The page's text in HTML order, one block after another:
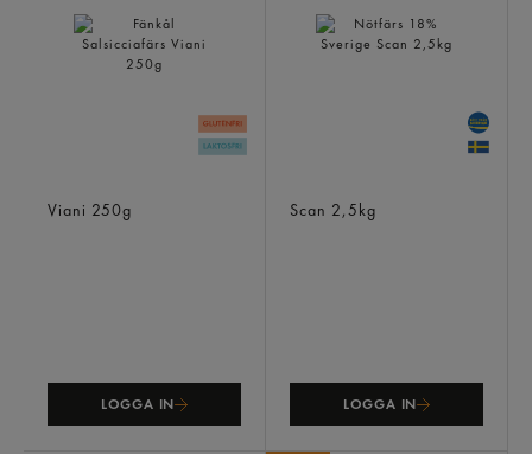
Viani 250g
LOGGA IN
Scan 2,5kg
LOGGA IN